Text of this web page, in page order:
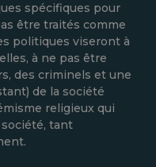
spécifiques pour
être traités comme
politiques viseront à
à ne pas être
des criminels et une
de la société
religieux qui
tant